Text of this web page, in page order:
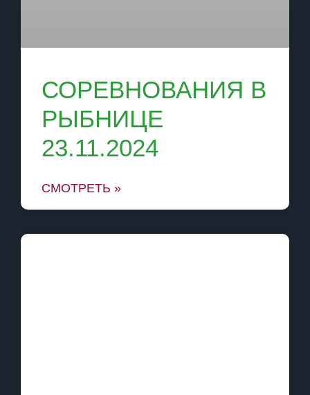
СОРЕВНОВАНИЯ В
РЫБНИЦЕ
23.11.2024
СМОТРЕТЬ »